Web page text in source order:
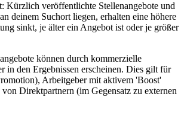
Kürzlich veröffentlichte Stellenangebote und
deinem Suchort liegen, erhalten eine höhere
sinkt, je älter ein Angebot ist oder je größer
können durch kommerzielle
in den Ergebnissen erscheinen. Dies gilt für
Arbeitgeber mit aktivem 'Boost'
von Direktpartnern (im Gegensatz zu externen